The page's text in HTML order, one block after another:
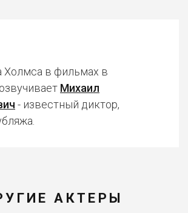
Холмса в фильмах в
Михаил
- известный диктор,
АКТЕРЫ